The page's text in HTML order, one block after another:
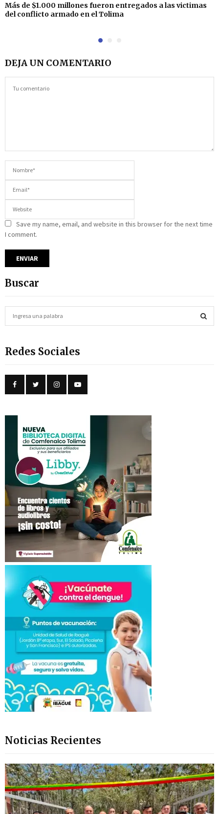
Más de $1.000 millones fueron entregados a las victimas
del conflicto armado en el Tolima
DEJA UN COMENTARIO
Save my name, email, and website in this browser for the next time
I comment.
Buscar
c
f
r
Redes Sociales
Noticias Recientes